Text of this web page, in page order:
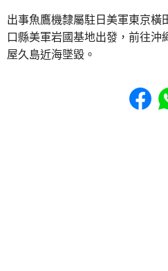
出事魚鷹機隸屬駐日美軍東京橫
口縣美軍岩國基地出發，前往沖
屋久島近海墜毀。
Share